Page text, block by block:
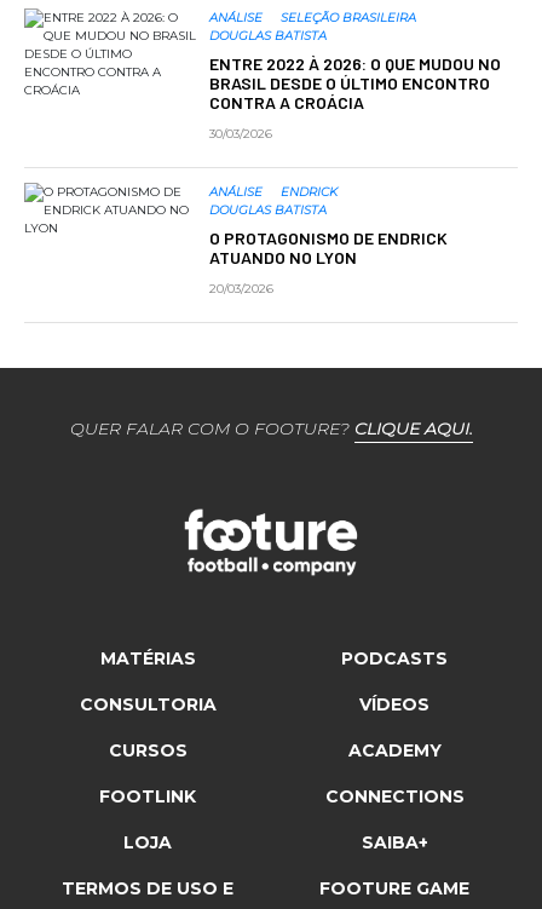
ANÁLISE
SELEÇÃO BRASILEIRA
DOUGLAS BATISTA
ENTRE 2022 À 2026: O QUE MUDOU NO
BRASIL DESDE O ÚLTIMO ENCONTRO
CONTRA A CROÁCIA
30/03/2026
ANÁLISE
ENDRICK
DOUGLAS BATISTA
O PROTAGONISMO DE ENDRICK
ATUANDO NO LYON
20/03/2026
QUER FALAR COM O FOOTURE? CLIQUE AQUI.
MATÉRIAS PODCASTS
CONSULTORIA VÍDEOS
CURSOS ACADEMY
FOOTLINK CONNECTIONS
LOJA SAIBA+
TERMOS DE USO E FOOTURE GAME